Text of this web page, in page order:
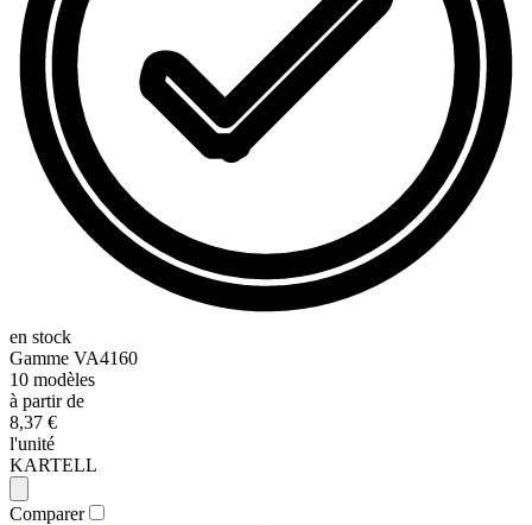
en stock
Gamme VA4160
10 modèles
à partir de
8,37 €
l'unité
KARTELL
Comparer